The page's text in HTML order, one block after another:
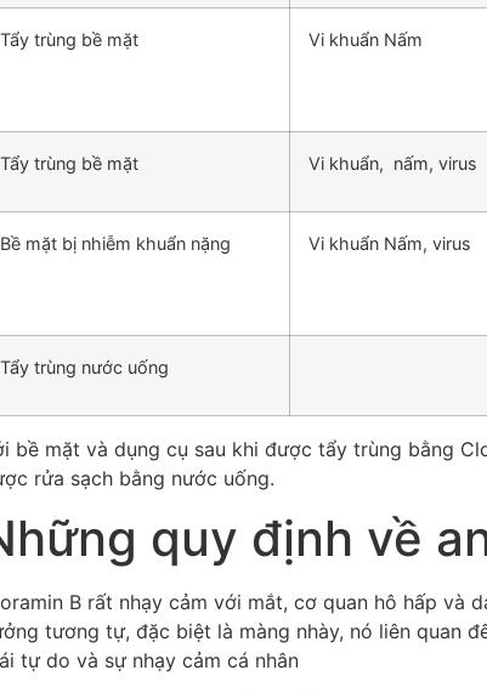
Tẩy trùng bề mặt Vi khuẩn Nấm
Tẩy trùng bề mặt Vi khuẩn, nấm, virus
Bề mặt bị nhiễm khuẩn nặng Vi khuẩn Nấm, virus
Tẩy trùng nước uống
bề mặt và dụng cụ sau khi được tẩy trùng bằng
rửa sạch bằng nước uống.
quy định về
B rất nhạy cảm với mắt, cơ quan hô hấp và
tương tự, đặc biệt là màng nhày, nó liên quan
tự do và sự nhạy cảm cá nhân